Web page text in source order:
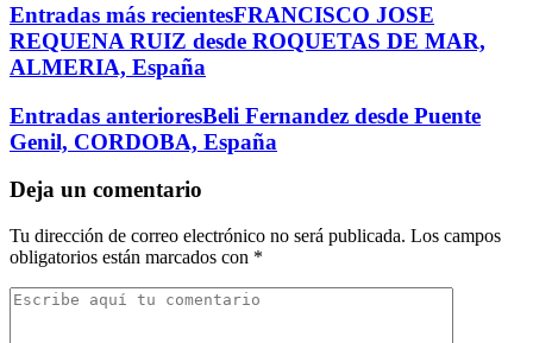
Entradas más recientesFRANCISCO JOSE
REQUENA RUIZ desde ROQUETAS DE MAR,
ALMERIA, España
Entradas anterioresBeli Fernandez desde Puente
Genil, CORDOBA, España
Deja un comentario
Tu dirección de correo electrónico no será publicada. Los campos
obligatorios están marcados con *
El traslado cada siete años
¿Cuales son los actos principales que se celebran en el
Quiero hacer el camino,¿que tengo que hacer?